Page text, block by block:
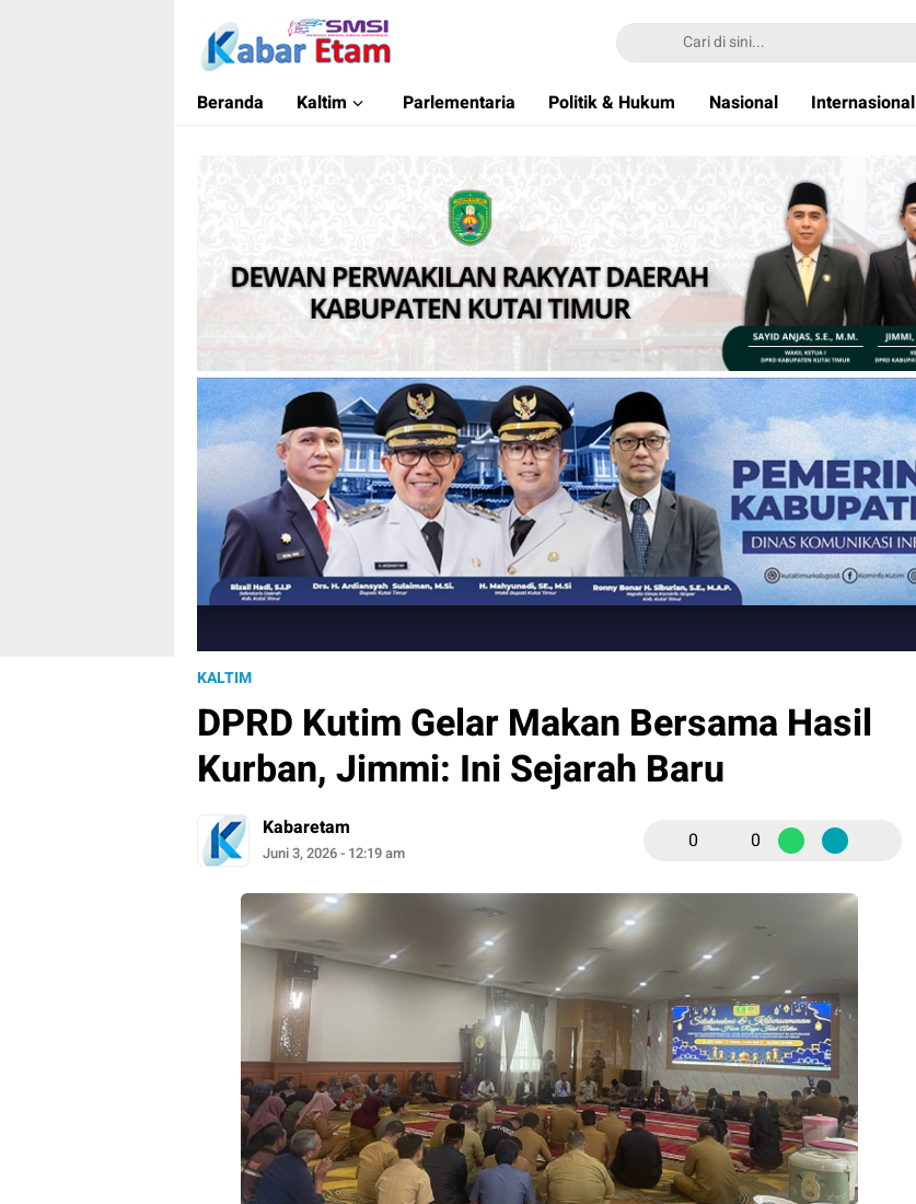
Kabar Etam
Akurat dan Terpercaya
Beranda Kaltim Parlementaria Politik & Hukum Nasional Internasional
KALTIM
DPRD Kutim Gelar Makan Bersama Hasil
Kurban, Jimmi: Ini Sejarah Baru
Kabaretam
Juni 3, 2026 - 12:19 am 0 0